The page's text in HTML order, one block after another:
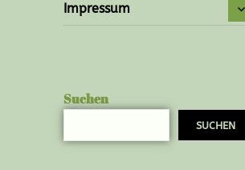
Impressum
Suchen
SUCHEN